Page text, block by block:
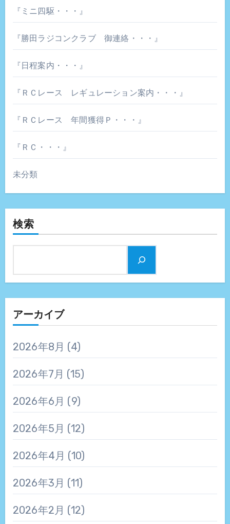
『ミニ四駆・・・』
『勝田ラジコンクラブ 御連絡・・・』
『日程案内・・・』
『ＲＣレース レギュレーション案内・・・』
『ＲＣレース 年間獲得Ｐ・・・』
『ＲＣ・・・』
未分類
検索
アーカイブ
2026年8月 (4)
2026年7月 (15)
2026年6月 (9)
2026年5月 (12)
2026年4月 (10)
2026年3月 (11)
2026年2月 (12)